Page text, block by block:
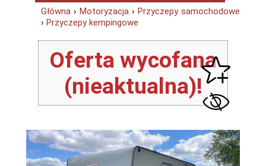
Główna › Motoryzacja › Przyczepy samochodowe
› Przyczepy kempingowe
Oferta wycofana
(nieaktualna)!